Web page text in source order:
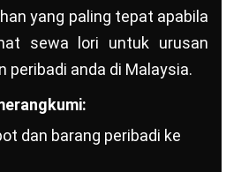
yang paling tepat apabila
sewa lori untuk urusan
peribadi anda di Malaysia.
dan barang peribadi ke